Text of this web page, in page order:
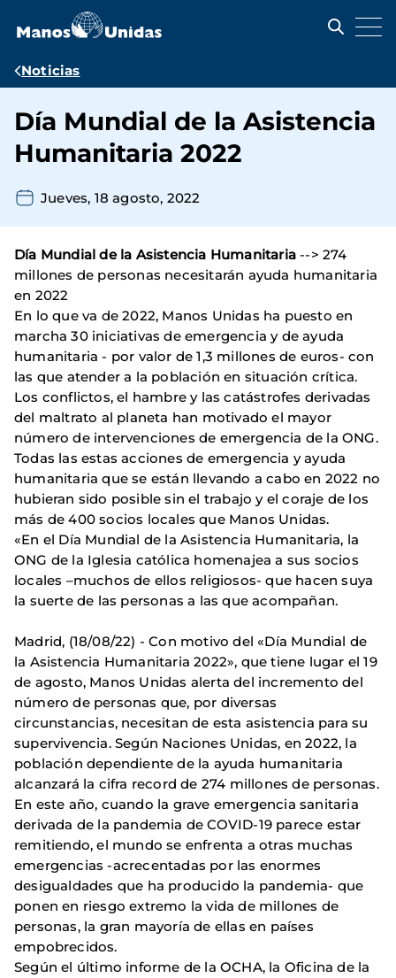
contenido
Ruta
navegación
Noticias
Día Mundial de la Asistencia
Humanitaria 2022
Jueves, 18 agosto, 2022
Día Mundial de la Asistencia Humanitaria --> 274
millones de personas necesitarán ayuda humanitaria
en 2022
En lo que va de 2022, Manos Unidas ha puesto en
marcha 30 iniciativas de emergencia y de ayuda
humanitaria - por valor de 1,3 millones de euros- con
las que atender a la población en situación crítica.
Los conflictos, el hambre y las catástrofes derivadas
del maltrato al planeta han motivado el mayor
número de intervenciones de emergencia de la ONG.
Todas las estas acciones de emergencia y ayuda
humanitaria que se están llevando a cabo en 2022 no
hubieran sido posible sin el trabajo y el coraje de los
más de 400 socios locales que Manos Unidas.
«En el Día Mundial de la Asistencia Humanitaria, la
ONG de la Iglesia católica homenajea a sus socios
locales –muchos de ellos religiosos- que hacen suya
la suerte de las personas a las que acompañan.
Madrid, (18/08/22) - Con motivo del «Día Mundial de
la Asistencia Humanitaria 2022», que tiene lugar el 19
de agosto, Manos Unidas alerta del incremento del
número de personas que, por diversas
circunstancias, necesitan de esta asistencia para su
supervivencia. Según Naciones Unidas, en 2022, la
población dependiente de la ayuda humanitaria
alcanzará la cifra record de 274 millones de personas.
En este año, cuando la grave emergencia sanitaria
derivada de la pandemia de COVID-19 parece estar
remitiendo, el mundo se enfrenta a otras muchas
emergencias -acrecentadas por las enormes
desigualdades que ha producido la pandemia- que
ponen en riesgo extremo la vida de millones de
personas, la gran mayoría de ellas en países
empobrecidos.
Según el último informe de la OCHA, la Oficina de la